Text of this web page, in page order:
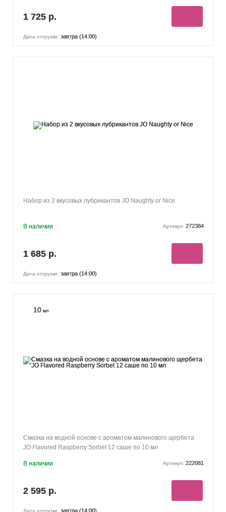
1 725 р.
Дата отгрузки: завтра (14:00)
Набор из 2 вкусовых лубрикантов JO Naughty or Nice
В наличии Артикул: 272384
1 685 р.
Дата отгрузки: завтра (14:00)
10 мл
Смазка на водной основе с ароматом малинового щербета
JO Flavored Raspberry Sorbet 12 саше по 10 мл
В наличии Артикул: 222081
2 595 р.
Дата отгрузки: завтра (14:00)